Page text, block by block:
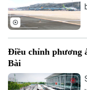
Người Việt 4 phương
Tài chính Ngân hàng
Tin tức
Đầu tư
Căn hộ
Đất đai
Tàu và Xe
Tàu
Xe máy
Giáo dục
Tin tức
Tuyển sinh
Văn hóa
Điều chỉnh phương
Bài